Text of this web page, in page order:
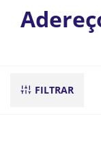
FILTRAR